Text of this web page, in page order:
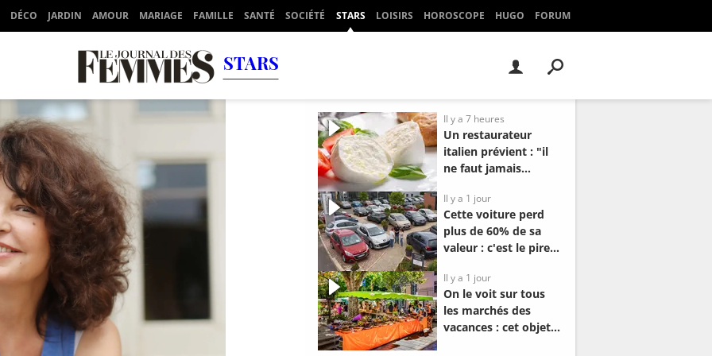
DÉCO JARDIN AMOUR MARIAGE FAMILLE SANTÉ SOCIÉTÉ STARS LOISIRS HOROSCOPE HUGO FORUM
STARS
Il y a 7 heures
Un restaurateur
italien prévient : "il
ne faut jamais
mozzarella qui..."
Il y a 1 jour
Cette voiture perd
plus de 60% de sa
valeur : c'est le pire
en occasion
Il y a 1 jour
On le voit sur tous
les marchés des
vacances : cet objet